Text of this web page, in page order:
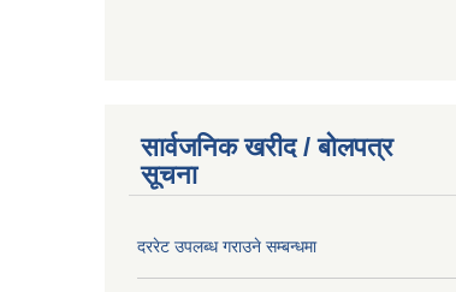
सार्वजनिक खरीद / बोलपत्र
सूचना
दररेट उपलब्ध गराउने सम्बन्धमा